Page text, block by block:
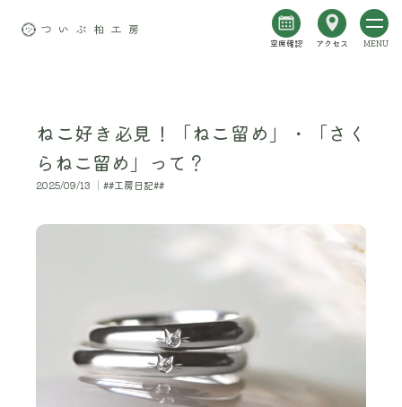
空席確認 アクセス MENU
ねこ好き必見！「ねこ留め」・「さく
らねこ留め」って？
2025/09/13 │##工房日記##